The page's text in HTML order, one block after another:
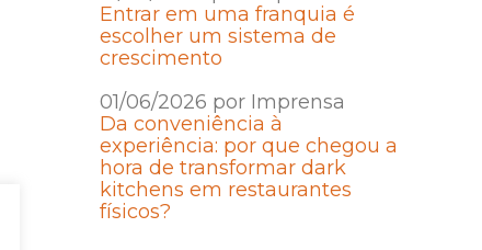
Entrar em uma franquia é
escolher um sistema de
crescimento
01/06/2026 por Imprensa
Da conveniência à
experiência: por que chegou a
hora de transformar dark
kitchens em restaurantes
físicos?